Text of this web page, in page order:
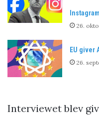
Instagram
26.
EU giver
26.
Interviewet blev